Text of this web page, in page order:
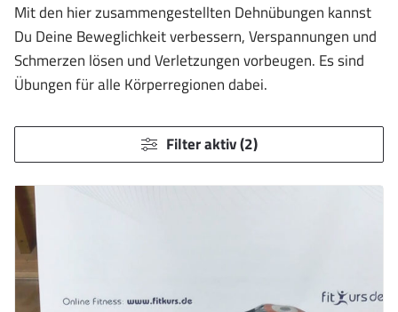
Mit den hier zusammengestellten Dehnübungen kannst
Du Deine Beweglichkeit verbessern, Verspannungen und
Schmerzen lösen und Verletzungen vorbeugen. Es sind
Übungen für alle Körperregionen dabei.
Filter aktiv (2)